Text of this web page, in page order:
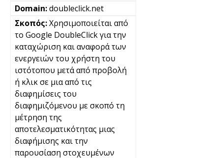
doubleclick.net
Χρησιμοποιείται από
το Google DoubleClick για την
καταχώριση και αναφορά των
ενεργειών του χρήστη του
ιστότοπου μετά από προβολή
ή κλικ σε μια από τις
διαφημίσεις του
διαφημιζόμενου με σκοπό τη
μέτρηση της
αποτελεσματικότητας μιας
διαφήμισης και την
παρουσίαση στοχευμένων